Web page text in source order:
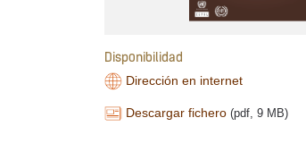
Disponibilidad
Dirección en internet
Descargar fichero (pdf, 9 MB)